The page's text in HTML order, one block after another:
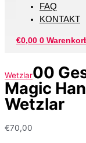
FAQ
KONTAKT
€0,00 0
Wetzlar00
Magic
Wetzlar
€70,00